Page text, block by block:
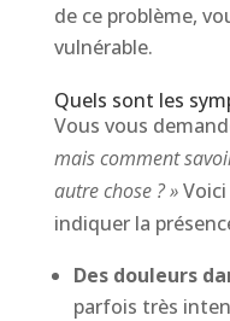
de ce problème,
vulnérable.
Quels sont les
Vous vous
mais comment
autre chose ? »Voici
indiquer la
Des douleurs
parfois très